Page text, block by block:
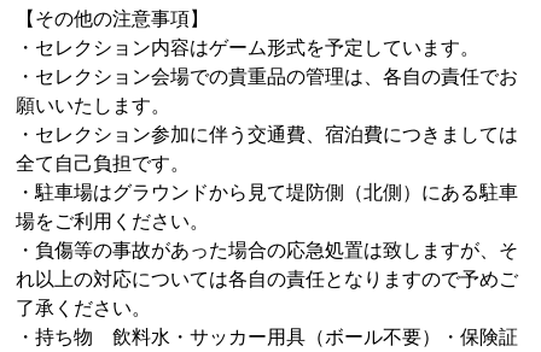
【その他の注意事項】
・セレクション内容はゲーム形式を予定しています。
・セレクション会場での貴重品の管理は、各自の責任でお
願いいたします。
・セレクション参加に伴う交通費、宿泊費につきましては
全て自己負担です。
・駐車場はグラウンドから見て堤防側（北側）にある駐車
場をご利用ください。
・負傷等の事故があった場合の応急処置は致しますが、そ
れ以上の対応については各自の責任となりますので予めご
了承ください。
・持ち物 飲料水・サッカー用具（ボール不要）・保険証